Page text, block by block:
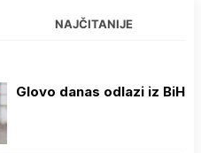
NAJČITANIJE
Glovo danas odlazi iz BiH